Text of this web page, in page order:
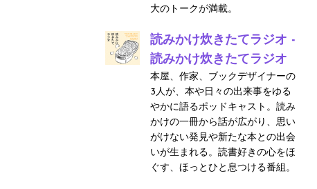
大のトークが満載。
読みかけ炊きたてラジオ -
読みかけ炊きたてラジオ
本屋、作家、ブックデザイナーの
3人が、本や日々の出来事をゆる
やかに語るポッドキャスト。読み
かけの一冊から話が広がり、思い
がけない発見や新たな本との出会
いが生まれる。読書好きの心をほ
ぐす、ほっとひと息つける番組。